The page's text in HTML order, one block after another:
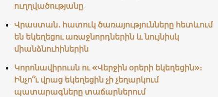
ուղղվածությանը
Վրաստան․ հատուկ ծառայությունները հետևում
են եկեղեցու առաջնորդներին և նույնիսկ
միանձնուհիներին
Կորոնավիրուսն ու «Վերջին օրերի եկեղեցին»։
Ինչո՞ւ վրաց եկեղեցին չի չեղարկում
պատարագները տաճարներում